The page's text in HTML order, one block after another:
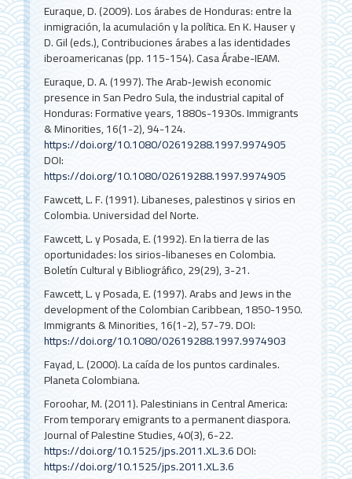
Euraque, D. (2009). Los árabes de Honduras: entre la
inmigración, la acumulación y la política. En K. Hauser y
D. Gil (eds.), Contribuciones árabes a las identidades
iberoamericanas (pp. 115-154). Casa Árabe-IEAM.
Euraque, D. A. (1997). The Arab‐Jewish economic
presence in San Pedro Sula, the industrial capital of
Honduras: Formative years, 1880s-1930s. Immigrants
& Minorities, 16(1-2), 94-124.
https://doi.org/10.1080/02619288.1997.9974905
DOI:
https://doi.org/10.1080/02619288.1997.9974905
Fawcett, L. F. (1991). Libaneses, palestinos y sirios en
Colombia. Universidad del Norte.
Fawcett, L. y Posada, E. (1992). En la tierra de las
oportunidades: los sirios-libaneses en Colombia.
Boletín Cultural y Bibliográfico, 29(29), 3-21.
Fawcett, L. y Posada, E. (1997). Arabs and Jews in the
development of the Colombian Caribbean, 1850-1950.
Immigrants & Minorities, 16(1-2), 57-79.DOI:
https://doi.org/10.1080/02619288.1997.9974903
Fayad, L. (2000). La caída de los puntos cardinales.
Planeta Colombiana.
Foroohar, M. (2011). Palestinians in Central America:
From temporary emigrants to a permanent diaspora.
Journal of Palestine Studies, 40(3), 6-22.
https://doi.org/10.1525/jps.2011.XL.3.6DOI:
https://doi.org/10.1525/jps.2011.XL.3.6